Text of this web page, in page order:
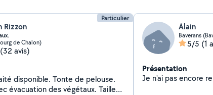
Particulier
Rizzon
de Chalon)
(32 avis)
disponible. Tonte de pelouse.
évacuation des végétaux. Taille
Alain
Baverans
5/5 (1
Présentation